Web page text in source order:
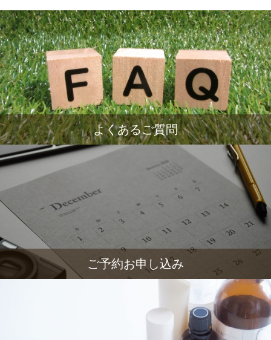
よくあるご質問
ご予約お申し込み